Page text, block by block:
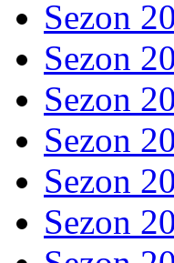
Sezon
Sezon
Sezon
Sezon
Sezon
Sezon